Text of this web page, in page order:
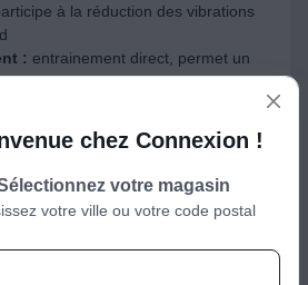
à la réduction des vibrations
: entrainement direct, permet un
instantané
:
tapis antidérapant
non communiqué
(en Watts) :
chez Connexion !
votre magasin
votre ville ou votre code postal